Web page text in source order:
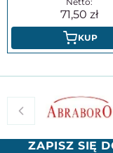
71,50
KUP
ZAPISZ SIĘ